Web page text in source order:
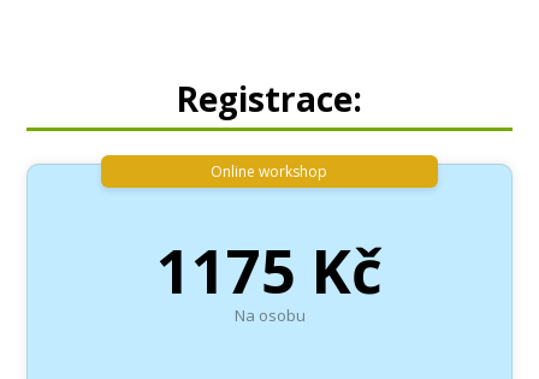
Registrace:
1175 Kč
Na osobu
Online workshop